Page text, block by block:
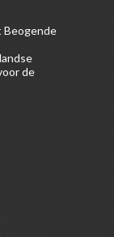
Beogende
de